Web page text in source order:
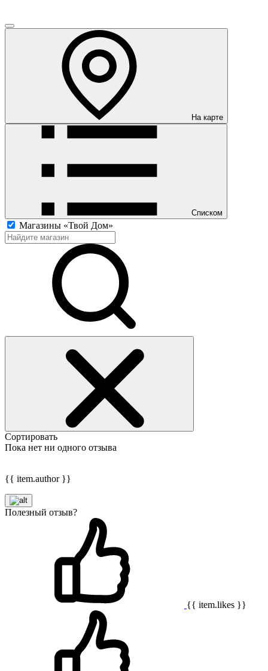
На карте
Списком
Магазины «Твой Дом»
Сортировать
Пока нет ни одного отзыва
{{ item.author }}
Полезный отзыв?
{{ item.likes }}